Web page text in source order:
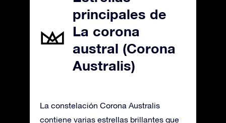
principales de
La corona
austral (Corona
Australis)
La constelación Corona Australis
contiene varias estrellas brillantes que